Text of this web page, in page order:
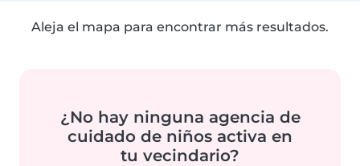
Aleja el mapa para encontrar más resultados.
¿No hay ninguna agencia de
cuidado de niños activa en
tu vecindario?